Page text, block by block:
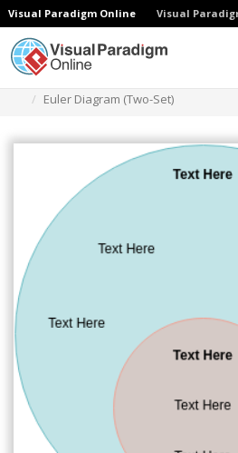
Visual Paradigm Online Visual
Euler Diagram (Two-Set)